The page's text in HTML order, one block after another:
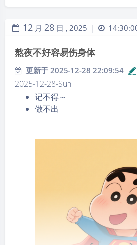
12 月 28 日 , 2025 |
熬夜不好容易伤身体
更新于 2025-12-28 22:09:54
2025-12-28-Sun
记不得～
做不出